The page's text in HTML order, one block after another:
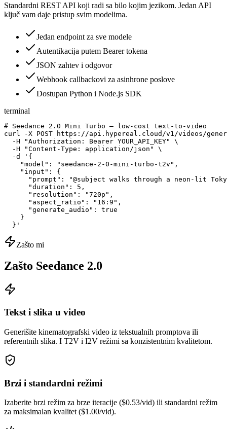
Standardni REST API koji radi sa bilo kojim jezikom. Jedan API
ključ vam daje pristup svim modelima.
Jedan endpoint za sve modele
Autentikacija putem Bearer tokena
JSON zahtev i odgovor
Webhook callbackovi za asinhrone poslove
Dostupan Python i Node.js SDK
terminal
# Seedance 2.0 Mini Turbo — low-cost text-to-video
curl -X POST https://api.hypereal.cloud/v1/videos/
  -H "Authorization: Bearer YOUR_API_KEY" \
  -H "Content-Type: application/json" \
  -d '{
    "model": "seedance-2-0-mini-turbo-t2v",
    "input": {
"prompt": "@subject walks through a neon-lit
      "duration": 5,
      "resolution": "720p",
      "aspect_ratio": "16:9",
      "generate_audio": true
    }
  }'
Zašto mi
Zašto Seedance 2.0
Tekst i slika u video
Generišite kinematografski video iz tekstualnih promptova ili
referentnih slika. I T2V i I2V režimi sa konzistentnim kvalitetom.
Brzi i standardni režimi
Izaberite brzi režim za brze iteracije ($0.53/vid) ili standardni režim
za maksimalan kvalitet ($1.00/vid).